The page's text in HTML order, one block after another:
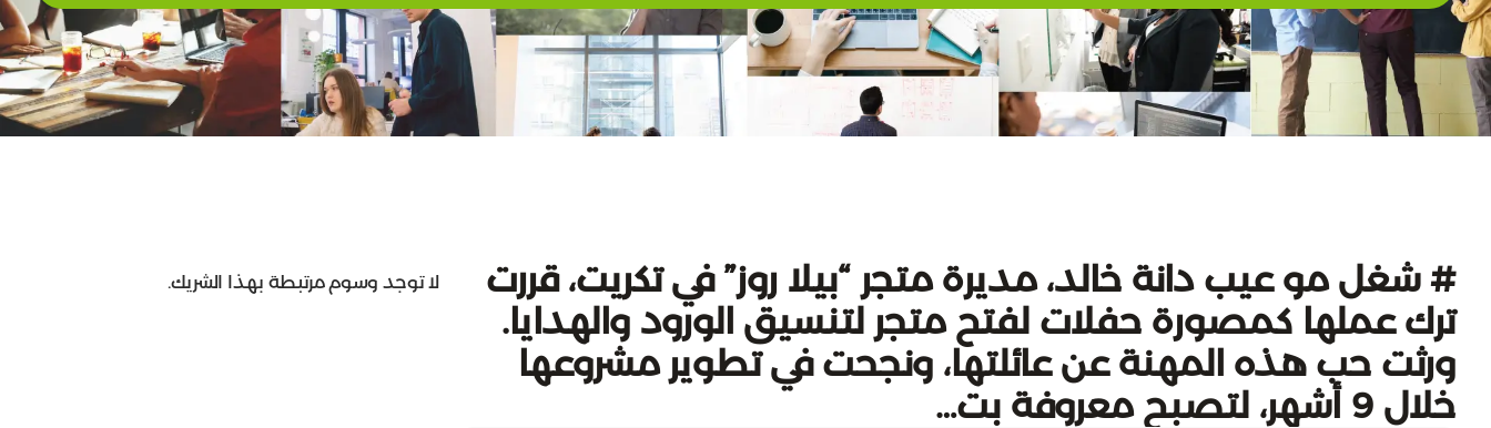
# شغل مو عیب دانة خالد، مديرة متجر “بيلا روز” في تكريت، قررت
ترك عملها كمصورة حفلات لفتح متجر لتنسيق الورود والهدايا.
ورثت حب هذه المهنة عن عائلتها، ونجحت في تطوير مشروعها
خلال 9 أشهر، لتصبح معروفة بت…
لا توجد وسوم مرتبطة بهذا الشريك.